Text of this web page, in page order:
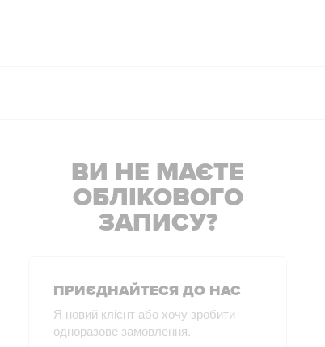
ВИ НЕ МАЄТЕ
ОБЛІКОВОГО
ЗАПИСУ?
ПРИЄДНАЙТЕСЯ ДО НАС
Я новий клієнт або хочу зробити
одноразове замовлення.